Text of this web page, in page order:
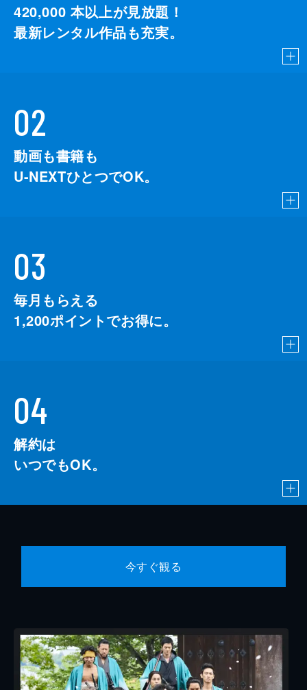
420,000 本以上が見放題！
最新レンタル作品も充実。
02
動画も書籍も
U-NEXTひとつでOK。
03
毎月もらえる
1,200ポイントでお得に。
04
解約は
いつでもOK。
今すぐ観る